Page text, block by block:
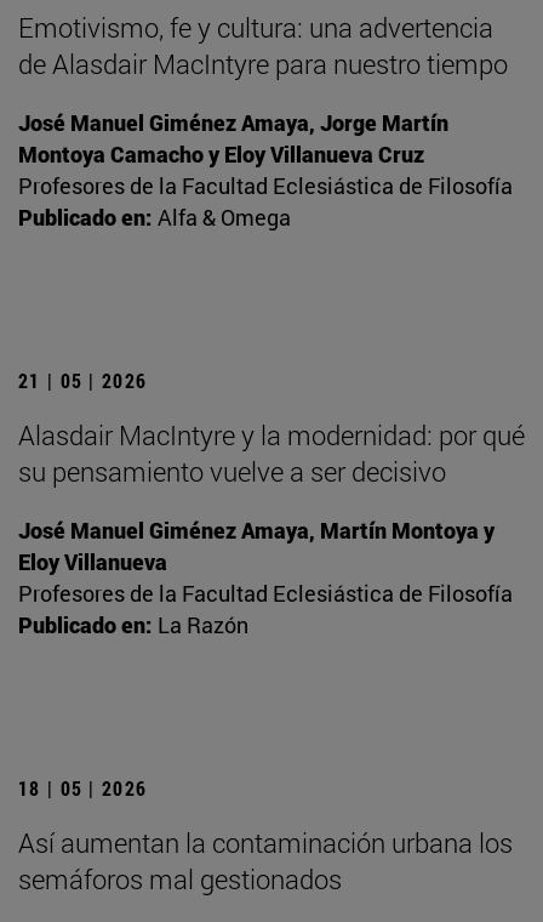
Emotivismo, fe y cultura: una advertencia
de Alasdair MacIntyre para nuestro tiempo
José Manuel Giménez Amaya, Jorge Martín
Montoya Camacho y Eloy Villanueva Cruz
Profesores de la Facultad Eclesiástica de Filosofía
Publicado en: Alfa & Omega
21 | 05 | 2026
Alasdair MacIntyre y la modernidad: por qué
su pensamiento vuelve a ser decisivo
José Manuel Giménez Amaya, Martín Montoya y
Eloy Villanueva
Profesores de la Facultad Eclesiástica de Filosofía
Publicado en: La Razón
18 | 05 | 2026
Así aumentan la contaminación urbana los
semáforos mal gestionados